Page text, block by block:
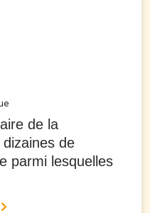
de la
de
parmi lesquelles